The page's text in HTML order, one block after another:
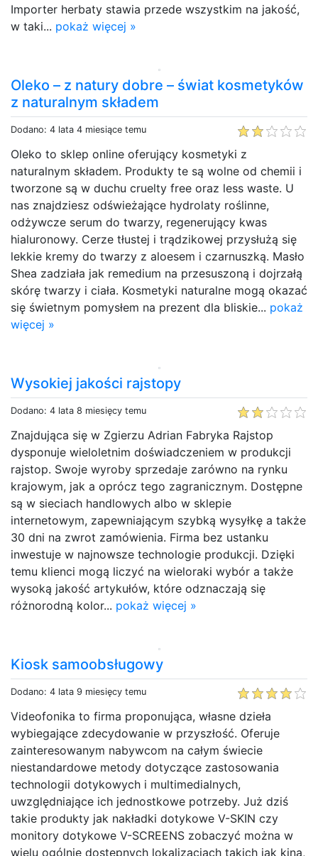
Importer herbaty stawia przede wszystkim na jakość,
w taki... pokaż więcej »
Oleko – z natury dobre – świat kosmetyków
z naturalnym składem
Dodano: 4 lata 4 miesiące temu
Oleko to sklep online oferujący kosmetyki z
naturalnym składem. Produkty te są wolne od chemii i
tworzone są w duchu cruelty free oraz less waste. U
nas znajdziesz odświeżające hydrolaty roślinne,
odżywcze serum do twarzy, regenerujący kwas
hialuronowy. Cerze tłustej i trądzikowej przysłużą się
lekkie kremy do twarzy z aloesem i czarnuszką. Masło
Shea zadziała jak remedium na przesuszoną i dojrzałą
skórę twarzy i ciała. Kosmetyki naturalne mogą okazać
się świetnym pomysłem na prezent dla bliskie... pokaż
więcej »
Wysokiej jakości rajstopy
Dodano: 4 lata 8 miesięcy temu
Znajdująca się w Zgierzu Adrian Fabryka Rajstop
dysponuje wieloletnim doświadczeniem w produkcji
rajstop. Swoje wyroby sprzedaje zarówno na rynku
krajowym, jak a oprócz tego zagranicznym. Dostępne
są w sieciach handlowych albo w sklepie
internetowym, zapewniającym szybką wysyłkę a także
30 dni na zwrot zamówienia. Firma bez ustanku
inwestuje w najnowsze technologie produkcji. Dzięki
temu klienci mogą liczyć na wieloraki wybór a także
wysoką jakość artykułów, które odznaczają się
różnorodną kolor... pokaż więcej »
Kiosk samoobsługowy
Dodano: 4 lata 9 miesięcy temu
Videofonika to firma proponująca, własne dzieła
wybiegające zdecydowanie w przyszłość. Oferuje
zainteresowanym nabywcom na całym świecie
niestandardowe metody dotyczące zastosowania
technologii dotykowych i multimedialnych,
uwzględniające ich jednostkowe potrzeby. Już dziś
takie produkty jak nakładki dotykowe V-SKIN czy
monitory dotykowe V-SCREENS zobaczyć można w
wielu ogólnie dostępnych lokalizacjach takich jak kina,